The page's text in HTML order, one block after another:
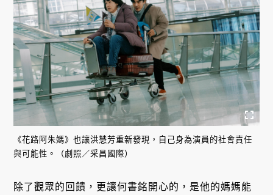
《花路阿朱媽》也讓洪慧芳重新發現，自己身為演員的社會責任
與可能性。（劇照／采昌國際）
除了觀眾的回饋，更讓何書銘開心的，是他的媽媽能